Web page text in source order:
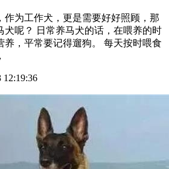
作为工作犬，更是需要好好照顾，那
犬呢？ 日常养马犬的话，在喂养的时
养，平常要记得遛狗。 每天按时喂食
12:19:36